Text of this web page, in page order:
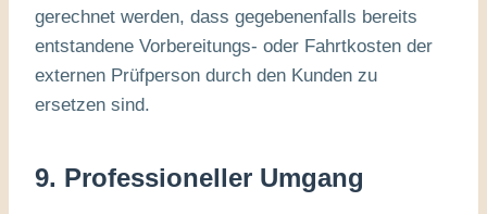
gerechnet werden, dass gegebenenfalls bereits
entstandene Vorbereitungs- oder Fahrtkosten der
externen Prüfperson durch den Kunden zu
ersetzen sind.
9. Professioneller Umgang